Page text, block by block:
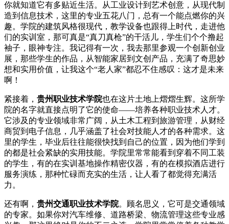
你就知道它有多贴近生活。从工业设计到艺术创意，从现代制
造到信息技术，这里的专业五花八门，总有一个能点燃你的兴
趣。学院的建筑风格很现代，教学设备也跟得上时代，走进他
们的实训室，那可真是“真刀真枪”的干活儿，学生们个个撸起
袖子，眼神专注。我记得有一次，我去那里参观一个创新创业
展，那些学生的作品，从智能家居到文创产品，充满了奇思妙
想和实用价值，让我这个“老人家”都忍不住感叹：这才是未来
啊！
紧接着， 贵州职业技术学院也在这片土地上熠熠生辉。这所学
院的名字就直接点明了它的使命——培养各种职业技术人才。
它涉及的专业领域非常广阔，从土木工程到旅游管理，从财经
商贸到电子信息，几乎涵盖了社会对技能人才的各种需求。这
里的学生，毕业后往往能很快找到自己的位置，因为他们学到
的都是社会紧缺的实用技能。学院里常常能看到穿着不同工装
的学生，有的在实训基地操作精密仪器，有的在模拟酒店进行
服务演练，那种忙碌而充实的生活，让人看了都觉得充满活
力。
还有啊， 贵州交通职业技术学院。顾名思义，它可是交通领域
的专家。如果你对汽车维修、道路桥梁、物流管理这些专业感